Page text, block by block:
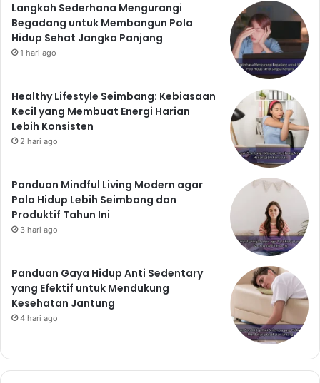
karena itu, penting untuk mengelola stres dengan baik.
Carilah cara-cara untuk meredakan stres, seperti
melakukan yoga, meditasi, menghabiskan waktu di
alam, atau melakukan hobi yang Anda sukai. Berbicara
membantu meredakan stres.
Cara Mengelola Stres Secara
Efektif
Latihan pernapasan dalam
dapat membantu menenangkan pikiran dan tubuh.
Meditasi: Meditasi dapat membantu mengurangi stres
dan meningkatkan kesadaran diri.
Yoga dapat membantu meningkatkan
Habiskan waktu di alam:Berada di alam dapat
membantu menenangkan pikiran dan mengurangi
stres.
Seharian dengan Gaya
Langkah Sederhana Mengurangi
Begadang untuk Membangun Pola
Hidup Sehat Jangka Panjang
1 hari ago
Healthy Lifestyle Seimbang: Kebiasaan
Kecil yang Membuat Energi Harian
Lebih Konsisten
2 hari ago
Panduan Mindful Living Modern agar
Pola Hidup Lebih Seimbang dan
Produktif Tahun Ini
3 hari ago
Panduan Gaya Hidup Anti Sedentary
yang Efektif untuk Mendukung
Kesehatan Jantung
4 hari ago